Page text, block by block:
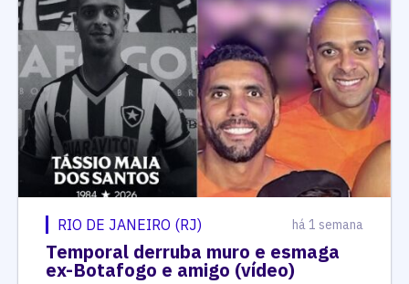
RIO DE JANEIRO (RJ) há 1 semana
Temporal derruba muro e esmaga
ex-Botafogo e amigo (vídeo)